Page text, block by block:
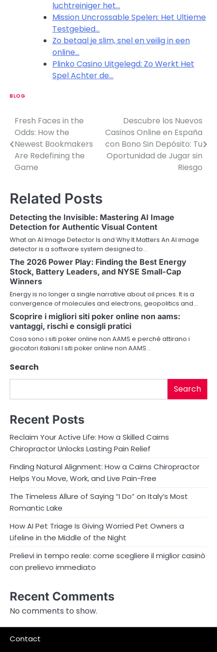
luchtreiniger het…
Mission Uncrossable Spelen: Het Ultieme
Testgebied…
Zo betaal je slim, snel en veilig in een
online…
Plinko Casino Uitgelegd: Zo Werkt Het
Spel Achter de…
BLOG
P
o
s
n
v
i
g
a
t
i
o
n
Fresh Faces in the
Odds: How the
Newest Bookmakers
Are Redefining the
Game
Descubre los Nuevos
Casinos Online en España
con Bono Sin Depósito: Tu
Oportunidad de Jugar sin
Riesgo
Related Posts
Detecting the Invisible: Mastering AI Image
Detection for Authentic Visual Content
What an AI Image Detector Is and Why It Matters An AI image
detector is a software system designed to…
The 2026 Power Play: Finding the Best Energy
Stock, Battery Leaders, and NYSE Small-Cap
Winners
Energy is no longer a single narrative about oil prices. It is a
convergence of molecules and electrons, geopolitics and…
Scoprire i migliori siti poker online non aams:
vantaggi, rischi e consigli pratici
Cosa sono i siti poker online non AAMS e perché attirano i
giocatori italiani I siti poker online non AAMS…
Search
Search
Recent Posts
Reclaim Your Active Life: How a Skilled Cairns
Chiropractor Unlocks Lasting Pain Relief
Finding Natural Alignment: How a Cairns Chiropractor
Helps You Move, Work, and Live Pain-Free
The Timeless Allure of Saying “I Do” on Italy’s Most
Romantic Lake
How AI Pet Triage Is Giving Worried Pet Owners a
Lifeline in the Middle of the Night
Prelievi in tempo reale: come scegliere il miglior casinò
con prelievo immediato
Recent Comments
No comments to show.
Contact